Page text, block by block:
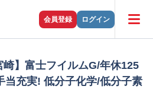
会員登録 ログイン
崎】富士フイルムG/年休125
当充実! 低分子化学/低分子素